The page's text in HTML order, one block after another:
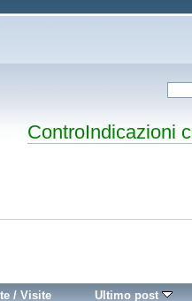
ControIndicazioni
/ Visite Ultimo post